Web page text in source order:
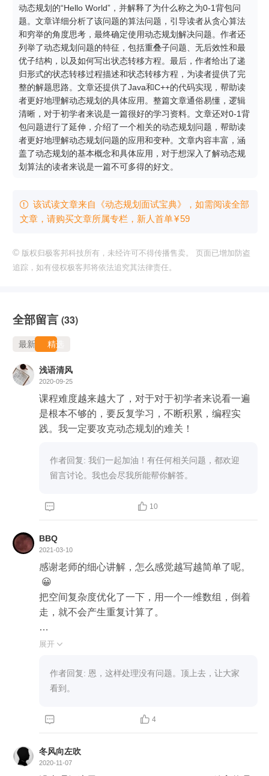
动态规划的“Hello World”，并解释了为什么称之为0-1背包问
题。文章详细分析了该问题的算法问题，引导读者从贪心算法
和穷举的角度思考，最终确定使用动态规划解决问题。作者还
列举了动态规划问题的特征，包括重叠子问题、无后效性和最
优子结构，以及如何写出状态转移方程。最后，作者给出了递
归形式的状态转移过程描述和状态转移方程，为读者提供了完
整的解题思路。文章还提供了Java和C++的代码实现，帮助读
者更好地理解动态规划的具体应用。整篇文章通俗易懂，逻辑
清晰，对于初学者来说是一篇很好的学习资料。文章还对0-1背
包问题进行了延伸，介绍了一个相关的动态规划问题，帮助读
者更好地理解动态规划问题的应用和变种。文章内容丰富，涵
盖了动态规划的基本概念和具体应用，对于想深入了解动态规
划算法的读者来说是一篇不可多得的好文。
 该试读文章来自《动态规划面试宝典》，如需阅读全部
文章，请购买文章所属专栏 ，新⼈⾸单¥59
© 版权归极客邦科技所有，未经许可不得传播售卖。 页面已增加防盗
追踪，如有侵权极客邦将依法追究其法律责任。
全部留言 (33)
最新 精选
浅语清风
2020-09-25
课程难度越来越大了，对于对于初学者来说看一遍
是根本不够的，要反复学习，不断积累，编程实
践。我一定要攻克动态规划的难关！
作者回复: 我们一起加油！有任何相关问题，都欢迎
留言讨论。我也会尽我所能帮你解答。
  10
BBQ
2021-03-10
感谢老师的细心讲解，怎么感觉越写越简单了呢。
😀
把空间复杂度优化了一下，用一个一维数组，倒着
走，就不会产生重复计算了。
    def lastStoneWeightII(self, stones: List[int]) -> int:
        size = (total)//2+1 #这个要注意，如果容量要达
到size，大小要是size + 1
        dp = [0] * size
        for i in range(len(stones)):
            j = size - 1
展开 
作者回复: 恩，这样处理没有问题。顶上去，让大家
看到。
  4
冬风向左吹
2020-11-07